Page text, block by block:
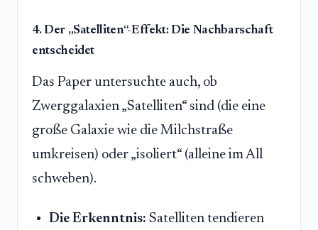
4. Der „Satelliten“-Effekt: Die Nachbarschaft
entscheidet
Das Paper untersuchte auch, ob
Zwerggalaxien „Satelliten“ sind (die eine
große Galaxie wie die Milchstraße
umkreisen) oder „isoliert“ (alleine im All
schweben).
Die Erkenntnis: Satelliten tendieren